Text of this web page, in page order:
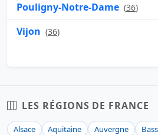
Pouligny-Notre-Dame (36)
Vijon (36)
LES RÉGIONS DE FRANCE
Alsace Aquitaine Auvergne